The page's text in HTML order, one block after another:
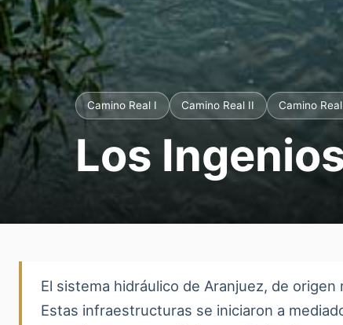
Camino Real I Camino Real II Camino
Los
El sistema hidráulico de Aranjuez, de
Estas infraestructuras se iniciaron a